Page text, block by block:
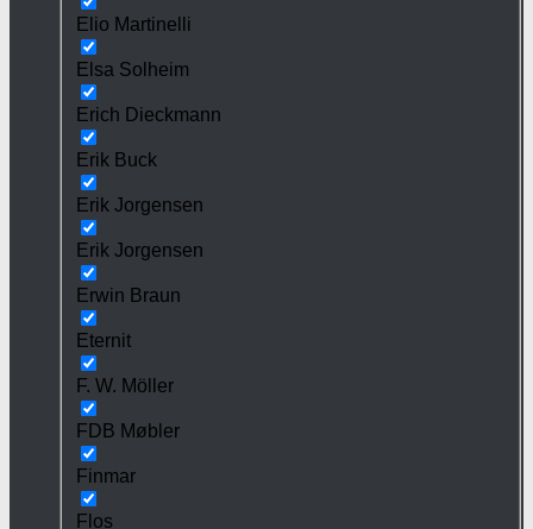
Elio Martinelli
Elsa Solheim
Erich Dieckmann
Erik Buck
Erik Jorgensen
Erik Jorgensen
Erwin Braun
Eternit
F. W. Möller
FDB Møbler
Finmar
Flos